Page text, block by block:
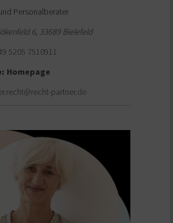
Personalberater
6, 33689Bielefeld
5205 7510911
Homepage
partner.de